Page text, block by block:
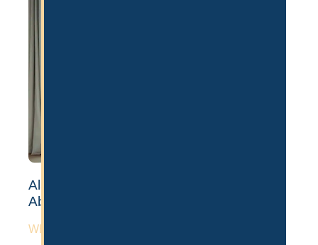
Als Influencer nach Dubai auswandern:
Ablauf, Visum & Lizenz
WEITERLESEN »